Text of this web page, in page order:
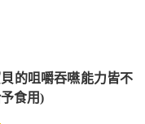
的咀嚼吞嚥能力皆不
食用)